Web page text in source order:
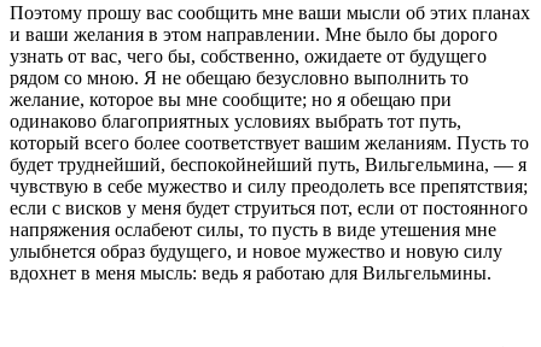
Поэтому прошу вас сообщить мне ваши мысли об этих планах
и ваши желания в этом направлении. Мне было бы дорого
узнать от вас, чего бы, соб­ственно, ожидаете от будущего
рядом со мною. Я не обещаю безусловно выполнить то
желание, которое вы мне сообщите; но я обещаю при
одинаково благо­приятных условиях выбрать тот путь,
который всего более соответствует вашим желаниям. Пусть то
бу­дет труднейший, беспокойнейший путь, Вильгельми­на, — я
чувствую в себе мужество и силу преодолеть все препятствия;
если с висков у меня будет струить­ся пот, если от постоянного
напряжения ослабеют силы, то пусть в виде утешения мне
улыбнется образ будущего, и новое мужество и новую силу
вдохнет в меня мысль: ведь я работаю для Вильгельмины.